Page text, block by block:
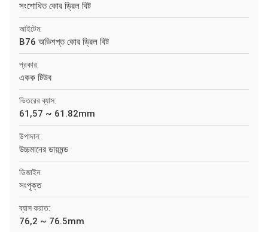
সংশোধিত কোর ড্রিল বিট
আইটেম:
B76 অভিশপ্ত কোর ড্রিল বিট
প্রকার:
একক টিউব
ভিতরের ব্যাস:
61,57 ~ 61.82mm
উপাদান:
উচ্চমানের ডায়মন্ড
ডিজাইন:
সংপৃক্ত
ব্যাস করাত:
76,2 ~ 76.5mm